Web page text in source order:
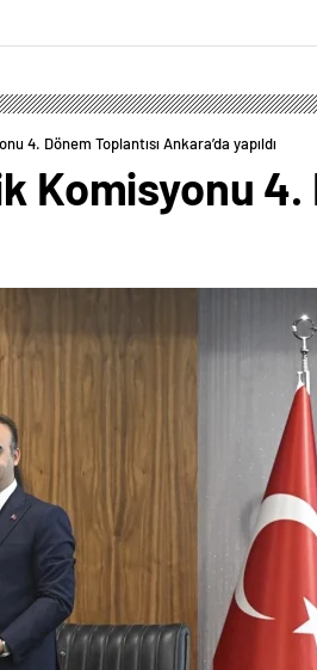
4. Dönem Toplantısı Ankara’da yapıldı
4.